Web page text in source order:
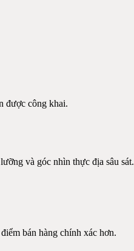
được công khai.
và góc nhìn thực địa sâu sát.
bán hàng chính xác hơn.